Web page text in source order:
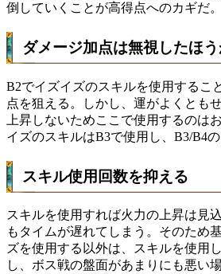
倒していくことが高得点へのカギだ。
ダメージ加点は無視したほ
B2でイズイズのスキルを使用するこ
点を狙える。しかし、運がよくとも
上昇しないためここで使用するのは
イズのスキルはB3で使用し、B3/B4
スキル使用回数を抑える
スキルを使用すれば火力の上昇は見
もタイムが遅れてしまう。そのため
ズを使用する以外は、スキルを使用
し、ボス戦の盤面があまりにも悪い